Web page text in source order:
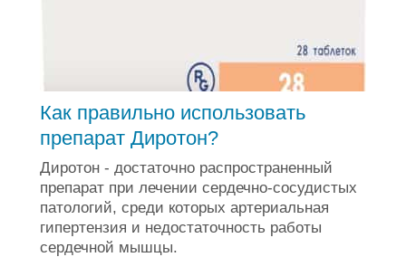
Как правильно использовать
препарат Диротон?
Диротон - достаточно распространенный
препарат при лечении сердечно-сосудистых
патологий, среди которых артериальная
гипертензия и недостаточность работы
сердечной мышцы.